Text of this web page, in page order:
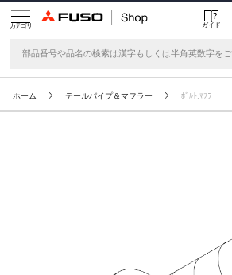
カテゴリ ガイド
ホーム テールパイプ＆マフラー ﾎﾞﾙﾄ,ﾏﾌﾗ